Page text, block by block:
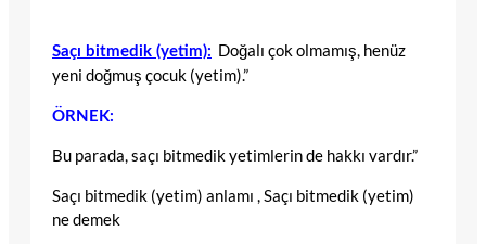
Saçı bitmedik (yetim): Doğalı çok olmamış, henüz
yeni doğmuş çocuk (yetim).”
ÖRNEK:
Bu parada, saçı bitmedik yetimlerin de hakkı vardır.”
Saçı bitmedik (yetim) anlamı , Saçı bitmedik (yetim)
ne demek